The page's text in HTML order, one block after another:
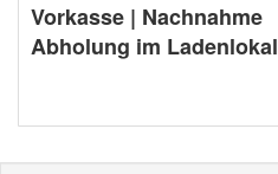
Vorkasse | Nachnahme
Abholung im Ladenlokal